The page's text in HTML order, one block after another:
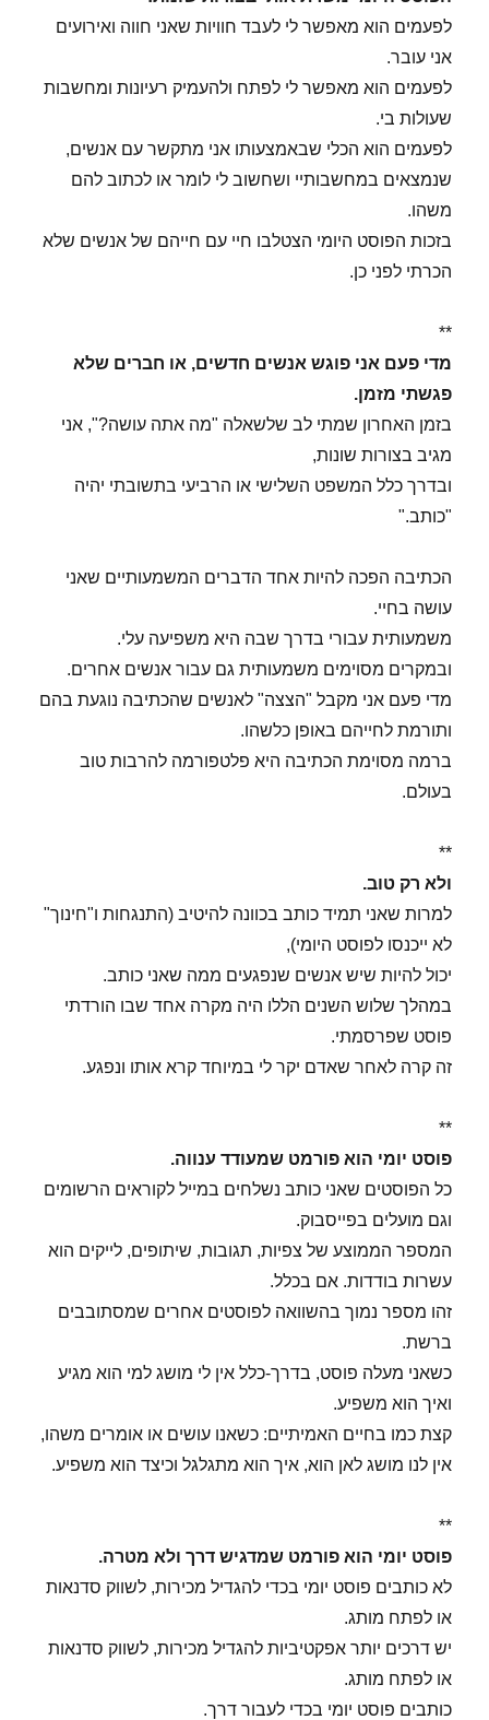
לפעמים הוא מאפשר לי לעבד חוויות שאני חווה ואירועים
אני עובר.
לפעמים הוא מאפשר לי לפתח ולהעמיק רעיונות ומחשבות
שעולות בי.
לפעמים הוא הכלי שבאמצעותו אני מתקשר עם אנשים,
שנמצאים במחשבותיי ושחשוב לי לומר או לכתוב להם
משהו.
בזכות הפוסט היומי הצטלבו חיי עם חייהם של אנשים שלא
הכרתי לפני כן.
**
מדי פעם אני פוגש אנשים חדשים, או חברים שלא
פגשתי מזמן.
בזמן האחרון שמתי לב שלשאלה "מה אתה עושה?", אני
מגיב בצורות שונות,
ובדרך כלל המשפט השלישי או הרביעי בתשובתי יהיה
"כותב."
הכתיבה הפכה להיות אחד הדברים המשמעותיים שאני
עושה בחיי.
משמעותית עבורי בדרך שבה היא משפיעה עלי.
ובמקרים מסוימים משמעותית גם עבור אנשים אחרים.
מדי פעם אני מקבל "הצצה" לאנשים שהכתיבה נוגעת בהם
ותורמת לחייהם באופן כלשהו.
ברמה מסוימת הכתיבה היא פלטפורמה להרבות טוב
בעולם.
**
ולא רק טוב.
למרות שאני תמיד כותב בכוונה להיטיב (התנגחות ו"חינוך"
לא ייכנסו לפוסט היומי),
יכול להיות שיש אנשים שנפגעים ממה שאני כותב.
במהלך שלוש השנים הללו היה מקרה אחד שבו הורדתי
פוסט שפרסמתי.
זה קרה לאחר שאדם יקר לי במיוחד קרא אותו ונפגע.
**
פוסט יומי הוא פורמט שמעודד ענווה.
כל הפוסטים שאני כותב נשלחים במייל לקוראים הרשומים
וגם מועלים בפייסבוק.
המספר הממוצע של צפיות, תגובות, שיתופים, לייקים הוא
עשרות בודדות. אם בכלל.
זהו מספר נמוך בהשוואה לפוסטים אחרים שמסתובבים
ברשת.
כשאני מעלה פוסט, בדרך-כלל אין לי מושג למי הוא מגיע
ואיך הוא משפיע.
קצת כמו בחיים האמיתיים: כשאנו עושים או אומרים משהו,
אין לנו מושג לאן הוא, איך הוא מתגלגל וכיצד הוא משפיע.
**
פוסט יומי הוא פורמט שמדגיש דרך ולא מטרה.
לא כותבים פוסט יומי בכדי להגדיל מכירות, לשווק סדנאות
או לפתח מותג.
יש דרכים יותר אפקטיביות להגדיל מכירות, לשווק סדנאות
או לפתח מותג.
כותבים פוסט יומי בכדי לעבור דרך.